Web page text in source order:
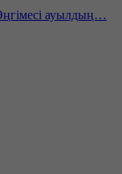
ауылдың…